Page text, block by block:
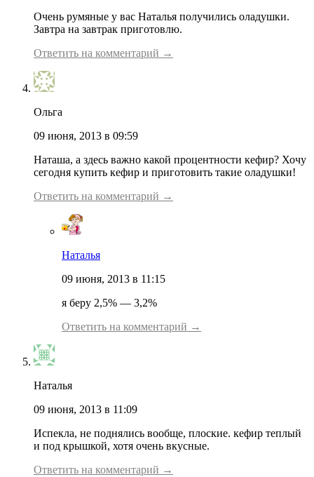
Очень румяные у вас Наталья получились оладушки.
Завтра на завтрак приготовлю.
Ответить на комментарий →
Ольга
09 июня, 2013 в 09:59
Наташа, а здесь важно какой процентности кефир? Хочу
сегодня купить кефир и приготовить такие оладушки!
Ответить на комментарий →
Наталья
09 июня, 2013 в 11:15
я беру 2,5% — 3,2%
Ответить на комментарий →
Наталья
09 июня, 2013 в 11:09
Испекла, не поднялись вообще, плоские. кефир теплый
и под крышкой, хотя очень вкусные.
Ответить на комментарий →